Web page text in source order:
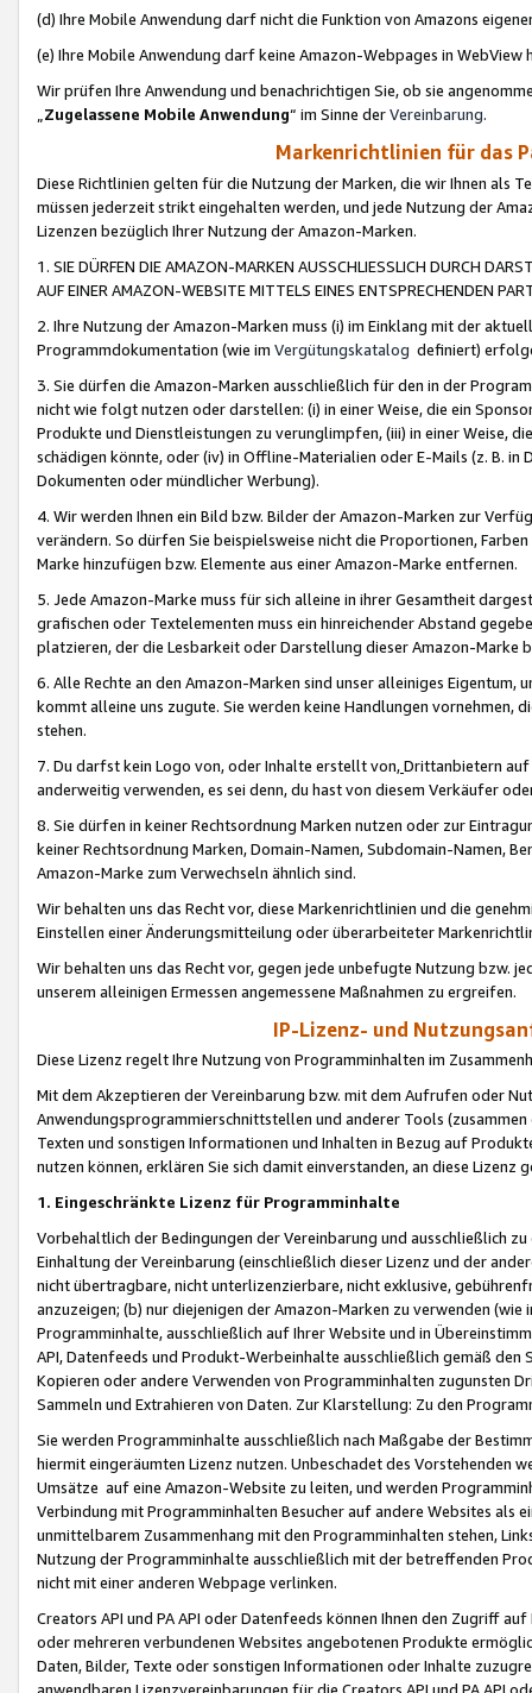
(d) Ihre Mobile Anwendung darf nicht die Funktion von Amazons
(e) Ihre Mobile Anwendung darf keine Amazon-Webpages in WebView
Wir prüfen Ihre Anwendung und benachrichtigen Sie, ob sie
„Zugelassene Mobile Anwendung“ im Sinne derVereinbarung.
Markenrichtlinien für das
Diese Richtlinien gelten für die Nutzung der Marken, die wir Ihnen als
müssen jederzeit strikt eingehalten werden, und jede Nutzung der
Lizenzen bezüglich Ihrer Nutzung der Amazon-Marken.
1. SIE DÜRFEN DIE AMAZON-MARKEN AUSSCHLIESSLICH DURCH
AUF EINER AMAZON-WEBSITE MITTELS EINES ENTSPRECHENDEN
2. Ihre Nutzung der Amazon-Marken muss (i) im Einklang mit der
Programmdokumentation (wie im Vergütungskatalog definiert)
3. Sie dürfen die Amazon-Marken ausschließlich für den in der
nicht wie folgt nutzen oder darstellen: (i) in einer Weise, die ein
Produkte und Dienstleistungen zu verunglimpfen, (iii) in einer Weise,
schädigen könnte, oder (iv) in Offline-Materialien oder E-Mails (z. B. in
Dokumenten oder mündlicher Werbung).
4. Wir werden Ihnen ein Bild bzw. Bilder der Amazon-Marken zur
verändern. So dürfen Sie beispielsweise nicht die Proportionen,
Marke hinzufügen bzw. Elemente aus einer Amazon-Marke entfernen.
5. Jede Amazon-Marke muss für sich alleine in ihrer Gesamtheit
grafischen oder Textelementen muss ein hinreichender Abstand
platzieren, der die Lesbarkeit oder Darstellung dieser Amazon-Marke
6. Alle Rechte an den Amazon-Marken sind unser alleiniges
kommt alleine uns zugute. Sie werden keine Handlungen vornehmen,
stehen.
7. Du darfst kein Logo von, oder Inhalte erstellt von,Drittanbietern auf
anderweitig verwenden, es sei denn, du hast von diesem Verkäufer
8. Sie dürfen in keiner Rechtsordnung Marken nutzen oder zur
keiner Rechtsordnung Marken, Domain-Namen, Subdomain-Namen,
Amazon-Marke zum Verwechseln ähnlich sind.
Wir behalten uns das Recht vor, diese Markenrichtlinien und die
Einstellen einer Änderungsmitteilung oder überarbeiteter
Wir behalten uns das Recht vor, gegen jede unbefugte Nutzung bzw.
unserem alleinigen Ermessen angemessene Maßnahmen zu ergreifen.
IP-Lizenz- und
Diese Lizenz regelt Ihre Nutzung von Programminhalten im
Mit dem Akzeptieren der Vereinbarung bzw. mit dem Aufrufen oder
Anwendungsprogrammierschnittstellen und anderer Tools (zusammen
Texten und sonstigen Informationen und Inhalten in Bezug auf
nutzen können, erklären Sie sich damit einverstanden, an diese Lizenz
1. Eingeschränkte Lizenz für Programminhalte
Vorbehaltlich der Bedingungen der Vereinbarung und ausschließlich
Einhaltung der Vereinbarung (einschließlich dieser Lizenz und der
nicht übertragbare, nicht unterlizenzierbare, nicht exklusive,
anzuzeigen; (b) nur diejenigen der Amazon-Marken zu verwenden
Programminhalte, ausschließlich auf Ihrer Website und in
API, Datenfeeds und Produkt-Werbeinhalte ausschließlich gemäß
Kopieren oder andere Verwenden von Programminhalten zugunsten
Sammeln und Extrahieren von Daten. Zur Klarstellung: Zu den
Sie werden Programminhalte ausschließlich nach Maßgabe der
hiermit eingeräumten Lizenz nutzen. Unbeschadet des Vorstehenden
Umsätze auf eine Amazon-Website zu leiten, und werden
Verbindung mit Programminhalten Besucher auf andere Websites als
unmittelbarem Zusammenhang mit den Programminhalten stehen,
Nutzung der Programminhalte ausschließlich mit der betreffenden
nicht mit einer anderen Webpage verlinken.
Creators API und PA API oder Datenfeeds können Ihnen den Zugriff
oder mehreren verbundenen Websites angebotenen Produkte
Daten, Bilder, Texte oder sonstigen Informationen oder Inhalte
anwendbaren Lizenzvereinbarungen für die Creators API und PA API